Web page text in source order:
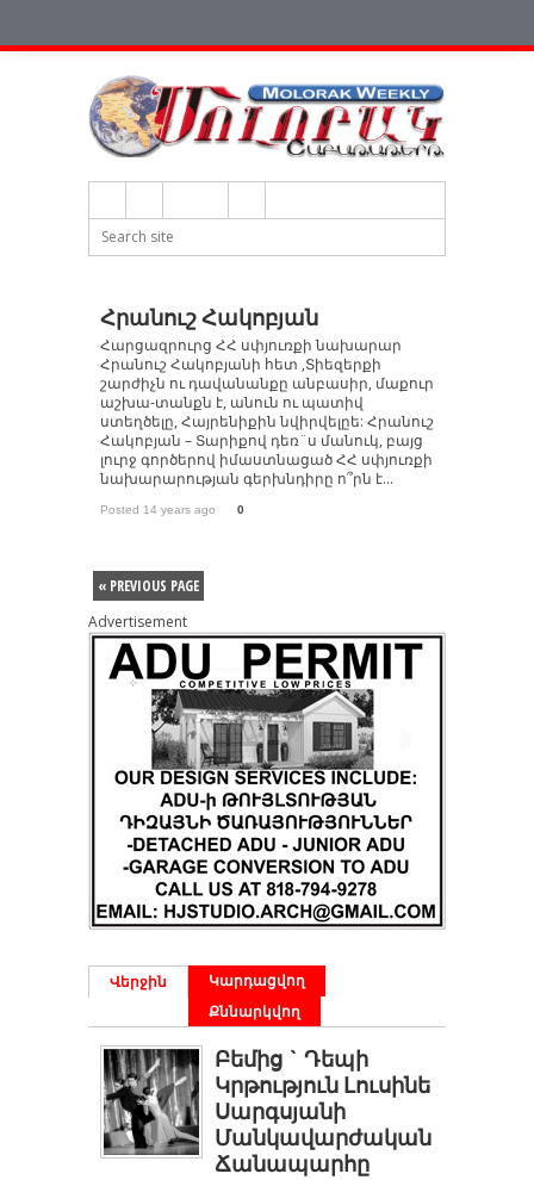
Հրանուշ Հակոբյան
Հարցազրուրց ՀՀ սփյուռքի նախարար
Հրանուշ Հակոբյանի հետ ,Տիեզերքի
շարժիչն ու դավանանքը անբասիր, մաքուր
աշխա-տանքն է, անուն ու պատիվ
ստեղծելը, Հայրենիքին նվիրվելըե: Հրանուշ
Հակոբյան – Տարիքով դեռ¨ս մանուկ, բայց
լուրջ գործերով իմաստնացած ՀՀ սփյուռքի
նախարարության գերխնդիրը ո՞րն է...
Posted 14 years ago 0
« PREVIOUS PAGE
Advertisement
Վերջին
Կարդացվող
Քննարկվող
Բեմից ` Դեպի
Կրթություն Լուսինե
Սարգսյանի
Մանկավարժական
Ճանապարհը